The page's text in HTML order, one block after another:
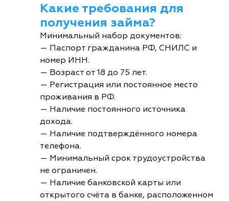
Какие требования для
получения займа?
Минимальный набор документов:
— Паспорт гражданина РФ, СНИЛС и
номер ИНН.
— Возраст от 18 до 75 лет.
— Регистрация или постоянное место
проживания в РФ.
— Наличие постоянного источника
дохода.
— Наличие подтверждённого номера
телефона.
— Минимальный срок трудоустройства
не ограничен.
— Наличие банковской карты или
открытого счёта в банке, расположенном